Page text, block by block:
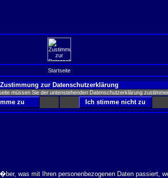
Startseite
Zustimmung zur Datenschutzerklärung
müssen Sie der untenstehenden Datenschutzerklärung
was mit Ihren personenbezogenen Daten passiert,